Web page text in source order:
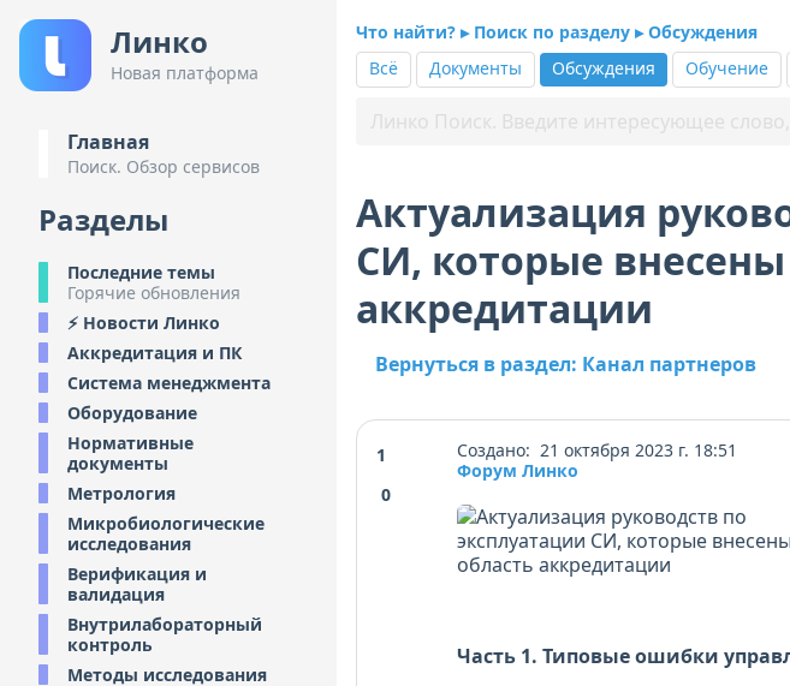
Линко
Новая платформа
Главная
Поиск. Обзор сервисов
Разделы
Последние темы
Горячие обновления
⚡ Новости Линко
Аккредитация и ПК
Система менеджмента
Оборудование
Нормативные
документы
Метрология
Микробиологические
исследования
Верификация и
валидация
Внутрилабораторный
контроль
Методы исследования
Что найти? ▸ Поиск по разделу ▸ Обсуждения
Всё
Документы Обсуждения Обучение
Актуализация
СИ, которые внесены
аккредитации
Вернуться в раздел: Канал партнеров
1
0
Создано: 21 октября 2023 г. 18:51
Форум Линко
Часть 1. Типовые ошибки